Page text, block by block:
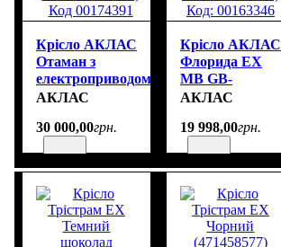
Крісло АКЛАС
Отаман з
електроприводом
(Шкіра LC-A
Black) Код
АКЛАС
30 000,00грн.
Крісло АКЛАС
Флорида EX
MB GB-
233WW
Black/PU
АКЛАС
19 998,00грн.